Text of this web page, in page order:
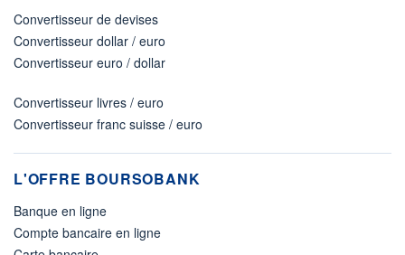
Convertisseur de devises
Convertisseur dollar / euro
Convertisseur euro / dollar
Convertisseur livres / euro
Convertisseur franc suisse / euro
L'OFFRE BOURSOBANK
Banque en ligne
Compte bancaire en ligne